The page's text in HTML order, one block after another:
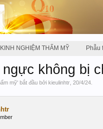
KINH NGHIỆM THẨM MỸ Phẫu
ngực không bị
mỹ' bắt đầu bởi kieulinhtr 20/4/24